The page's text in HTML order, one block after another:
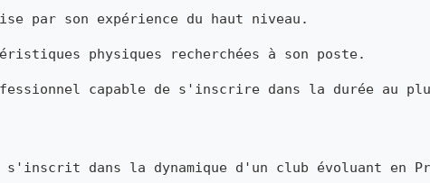
par son expérience du haut niveau.
physiques recherchées à son poste.
capable de s'inscrire dans la durée au
s'inscrit dans la dynamique d'un club évoluant en